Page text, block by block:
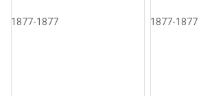
1877-1877 1877-1877